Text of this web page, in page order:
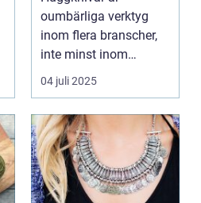
oumbärliga verktyg
inom flera branscher,
inte minst inom
skogsindustrin och ...
04 juli 2025